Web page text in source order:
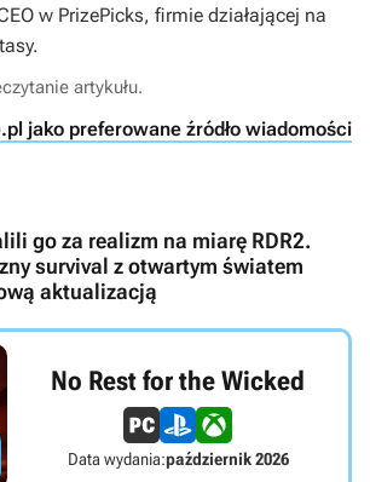
w PrizePicks, firmie działającej na
artykułu.
jako preferowane źródło wiadomości
go za realizm na miarę RDR2.
survival z otwartym światem
aktualizacją
No Rest for the Wicked
Data wydania:październik 2026